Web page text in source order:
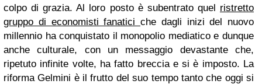
colpo di grazia. Al loro posto è subentrato quel ristretto
gruppo di economisti fanatici che dagli inizi del nuovo
millennio ha conquistato il monopolio mediatico e dunque
anche culturale, con un messaggio devastante che,
ripetuto infinite volte, ha fatto breccia e si è imposto. La
riforma Gelmini è il frutto del suo tempo tanto che oggi si